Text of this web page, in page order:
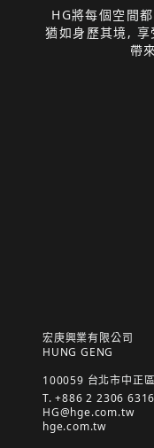
HG將每個空間
猶如身歷其境,
帶
宏庚興業有限公司
HUNG GENG
100059 台北市中正
T. +886 2 2306 6316
HG@hge.com.tw
hge.com.tw